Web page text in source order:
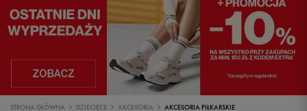
STRONA GŁÓWNA DZIECIĘCE AKCESORIA AKCESORIA PIŁKARSKIE